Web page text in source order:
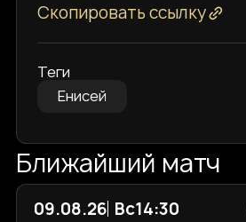
Скопировать ссылку
Теги
Енисей
Ближайший матч
09.08.26 Вс14:30